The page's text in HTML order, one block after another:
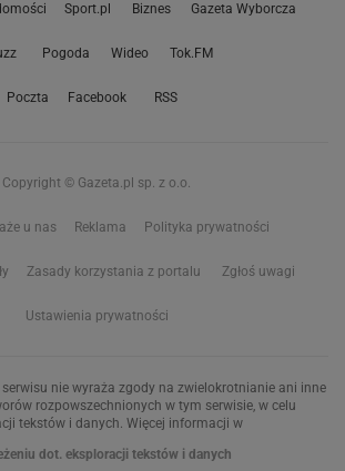
Sport.pl Biznes Gazeta Wyborcza
Pogoda Wideo Tok.FM
Poczta Facebook RSS
Copyright © Gazeta.pl sp. z o.o.
u nas Reklama Polityka prywatności
Zasady korzystania z portalu Zgłoś uwagi
Ustawienia prywatności
serwisu nie wyraża zgody na zwielokrotnianie ani inne
rozpowszechnionych w tym serwisie, w celu
tekstów i danych. Więcej informacji w
dot. eksploracji tekstów i danych